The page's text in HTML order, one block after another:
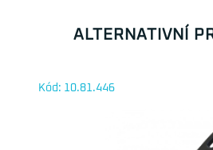
ALTERNATIVNÍ
Kód: 10.81.446